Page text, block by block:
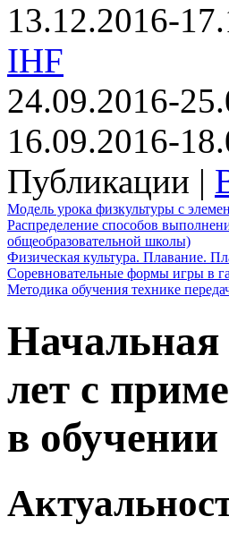
13.12.2016-
IHF
24.09.2016-
16.09.2016-
Публикации |
Модель урока физкультуры с
Распределение способов
общеобразовательной школы)
Физическая культура. Плавание.
Соревновательные формы игры в
Методика обучения технике
Начальная
лет с
в